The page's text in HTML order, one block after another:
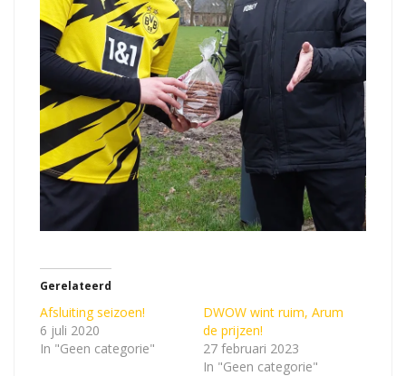
Gerelateerd
Afsluiting seizoen!
6 juli 2020
In "Geen categorie"
DWOW wint ruim, Arum
de prijzen!
27 februari 2023
In "Geen categorie"